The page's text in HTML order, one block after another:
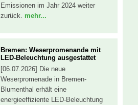
Emissionen im Jahr 2024 weiter
zurück. mehr...
Bremen: Weserpromenande mit
LED-Beleuchtung ausgestattet
[06.07.2026] Die neue
Weserpromenade in Bremen-
Blumenthal erhält eine
energieeffiziente LED-Beleuchtung